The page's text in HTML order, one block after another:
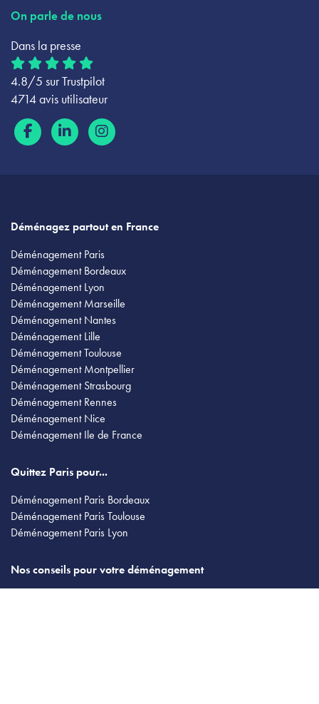
On parle de nous
Dans la presse
4.8/5 sur Trustpilot
4714 avis utilisateur
Déménagez partout en France
Déménagement Paris
Déménagement Bordeaux
Déménagement Lyon
Déménagement Marseille
Déménagement Nantes
Déménagement Lille
Déménagement Toulouse
Déménagement Montpellier
Déménagement Strasbourg
Déménagement Rennes
Déménagement Nice
Déménagement Ile de France
Quittez Paris pour...
Déménagement Paris Bordeaux
Déménagement Paris Toulouse
Déménagement Paris Lyon
Nos conseils pour votre déménagement